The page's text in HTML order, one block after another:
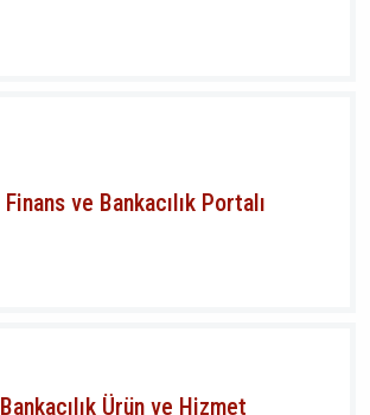
Finans ve Bankacılık Portalı
Bankacılık Ürün ve Hizmet